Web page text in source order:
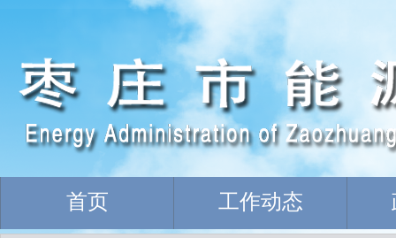
首页 工作动态